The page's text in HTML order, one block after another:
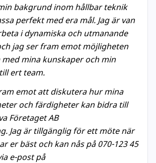
bakgrund inom hållbar teknik
perfekt med era mål. Jag är van
i dynamiska och utmanande
jag ser fram emot möjligheten
mina kunskaper och min
ert team.
emot att diskutera hur mina
och färdigheter kan bidra till
Företaget AB
Jag är tillgänglig för ett möte när
er bäst och kan nås på 070-123 45
e-post på